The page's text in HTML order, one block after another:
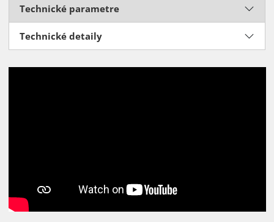
Technické parametre
Technické detaily